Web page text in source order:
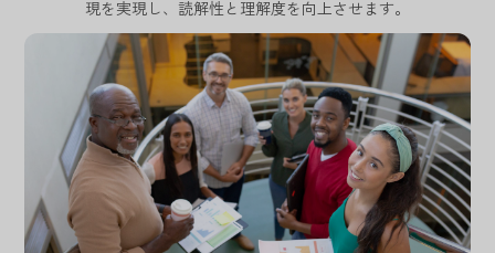
現を実現し、読解性と理解度を向上させます。